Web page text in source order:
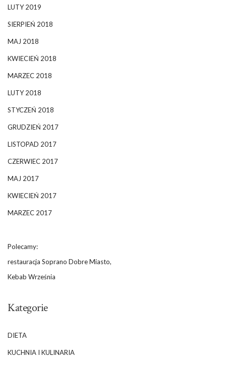
LUTY 2019
SIERPIEŃ 2018
MAJ 2018
KWIECIEŃ 2018
MARZEC 2018
LUTY 2018
STYCZEŃ 2018
GRUDZIEŃ 2017
LISTOPAD 2017
CZERWIEC 2017
MAJ 2017
KWIECIEŃ 2017
MARZEC 2017
Polecamy:
restauracja Soprano Dobre Miasto,
Kebab Września
Kategorie
DIETA
KUCHNIA I KULINARIA